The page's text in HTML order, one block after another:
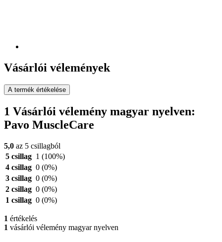
Vásárlói vélemények
A termék értékelése
1 Vásárlói vélemény magyar nyelven:
Pavo MuscleCare
5,0 az 5 csillagból
5 csillag 1 (100%)
4 csillag 0 (0%)
3 csillag 0 (0%)
2 csillag 0 (0%)
1 csillag 0 (0%)
1 értékelés
1 vásárlói vélemény magyar nyelven